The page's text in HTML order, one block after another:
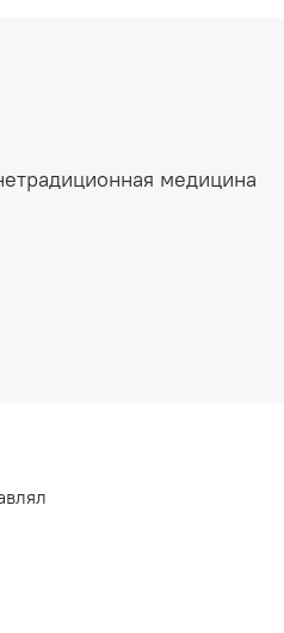
Качественные крупные
размер атласа 220*290
медицина